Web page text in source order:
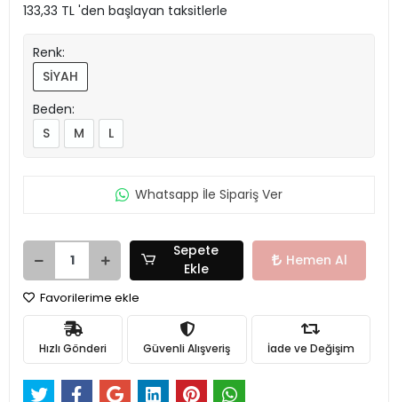
133,33 TL 'den başlayan taksitlerle
Renk:
SİYAH
Beden:
S
M L
Whatsapp İle Sipariş Ver
Sepete
Ekle
Hemen Al
Favorilerime ekle
Hızlı Gönderi Güvenli Alışveriş İade ve Değişim